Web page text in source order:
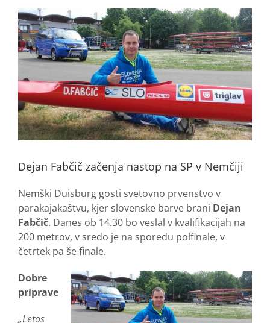
View
Larger
Image
Dejan Fabčič začenja nastop na SP v Nemčiji
Nemški Duisburg gosti svetovno prvenstvo v
parakajakaštvu, kjer slovenske barve brani Dejan
Fabčič. Danes ob 14.30 bo veslal v kvalifikacijah na
200 metrov, v sredo je na sporedu polfinale, v
četrtek pa še finale.
Dobre
priprave
„Letos